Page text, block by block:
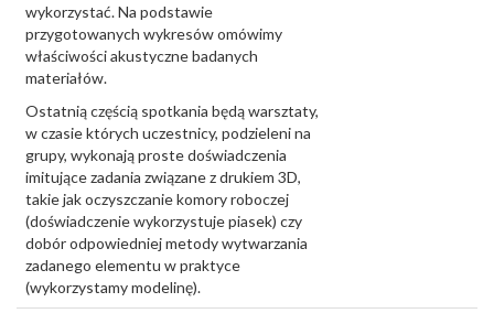
wykorzystać. Na podstawie
przygotowanych wykresów omówimy
właściwości akustyczne badanych
materiałów.
Ostatnią częścią spotkania będą warsztaty,
w czasie których uczestnicy, podzieleni na
grupy, wykonają proste doświadczenia
imitujące zadania związane z drukiem 3D,
takie jak oczyszczanie komory roboczej
(doświadczenie wykorzystuje piasek) czy
dobór odpowiedniej metody wytwarzania
zadanego elementu w praktyce
(wykorzystamy modelinę).